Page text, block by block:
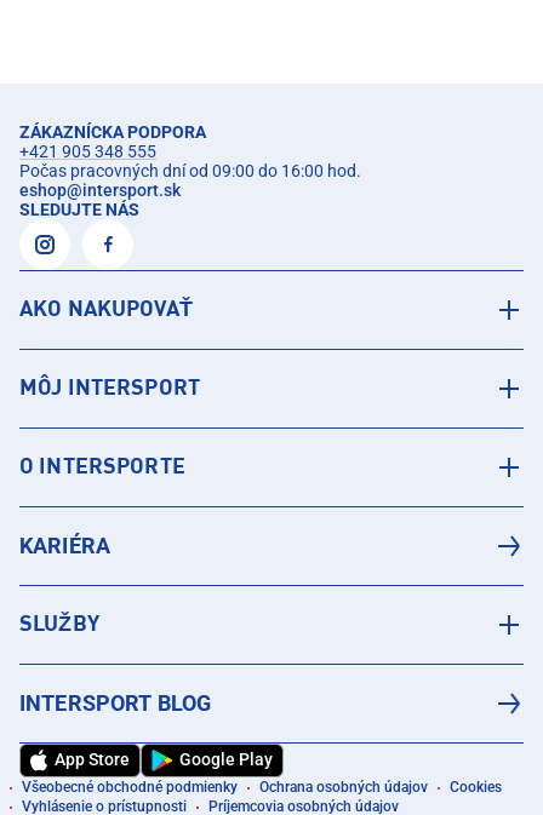
ZÁKAZNÍCKA PODPORA
+421 905 348 555
Počas pracovných dní od 09:00 do 16:00 hod.
eshop@intersport.sk
SLEDUJTE NÁS
AKO NAKUPOVAŤ
MÔJ INTERSPORT
O INTERSPORTE
KARIÉRA
SLUŽBY
INTERSPORT BLOG
App Store Google Play
Všeobecné obchodné podmienky Ochrana osobných údajov
Cookies
Vyhlásenie o prístupnosti
Príjemcovia osobných údajov